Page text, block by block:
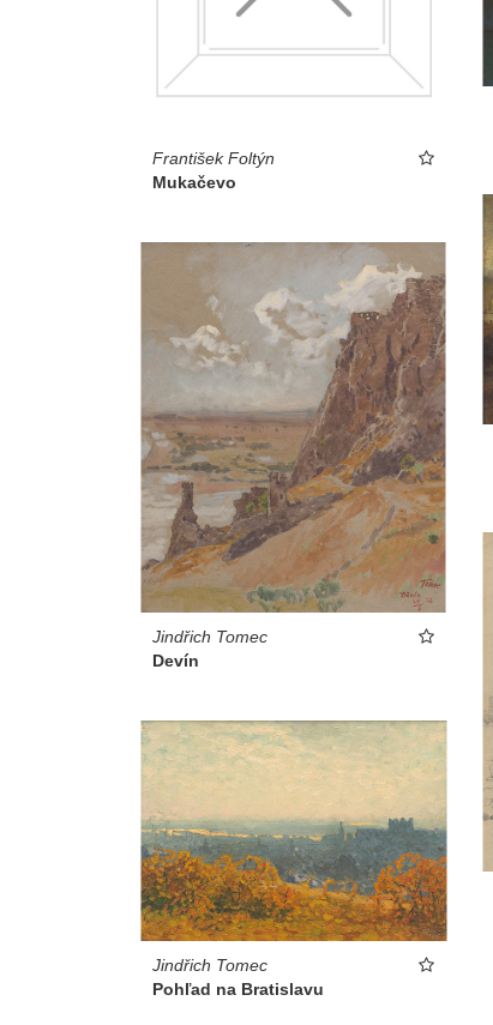
František Foltýn
Mukačevo
Jindřich Tomec
Devín
Jindřich Tomec
Pohľad na Bratislavu